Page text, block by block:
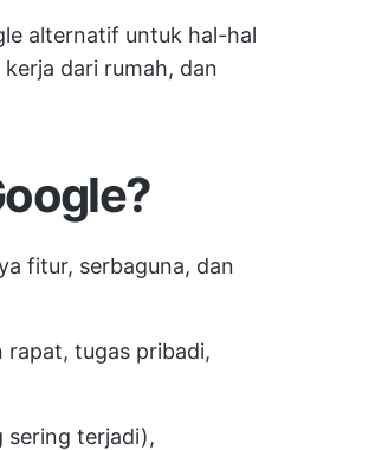
alternatif untuk hal-hal
dari rumah, dan
fitur, serbaguna, dan
rapat, tugas pribadi,
sering terjadi),